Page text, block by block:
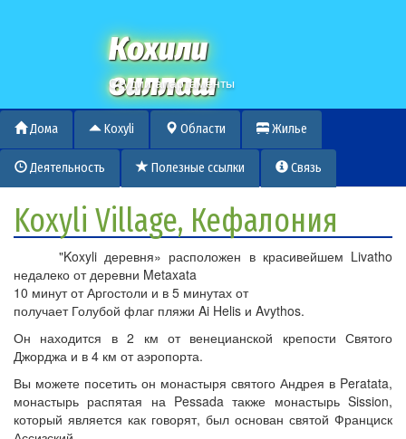
Кохили
виллаш
Студии апартаменты
Дома Koxyli Области Жилье
Деятельность Полезные ссылки Связь
Koxyli Village, Кефалония
"Koxyli деревня» расположен в красивейшем Livatho
недалеко от деревни Metaxata
10 минут от Аргостоли и в 5 минутах от
получает Голубой флаг пляжи Ai Helis и Avythos.
Он находится в 2 км от венецианской крепости Святого
Джорджа и в 4 км от аэропорта.
Вы можете посетить он монастыря святого Андрея в Peratata,
монастырь распятая на Pessada также монастырь Sission,
который является как говорят, был основан святой Франциск